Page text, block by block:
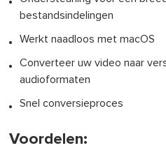
bestandsindelingen
Werkt naadloos met macOS
Converteer uw video naar
audioformaten
Snel conversieproces
Voordelen: